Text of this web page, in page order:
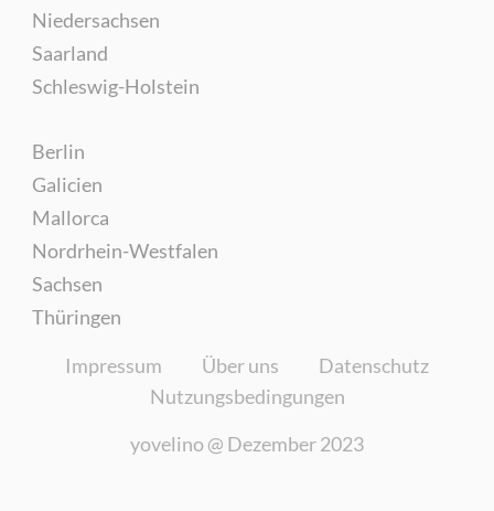
Niedersachsen
Saarland
Schleswig-Holstein
Berlin
Galicien
Mallorca
Nordrhein-Westfalen
Sachsen
Thüringen
Impressum Über uns
Datenschutz
Nutzungsbedingungen
yovelino @ Dezember 2023